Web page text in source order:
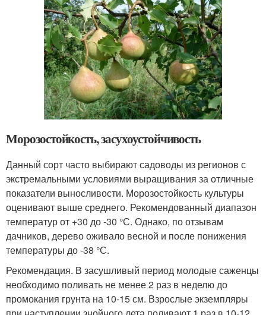
Морозостойкость, засухоустойчивость
Данный сорт часто выбирают садоводы из регионов с
экстремальными условиями выращивания за отличные
показатели выносливости. Морозостойкость культуры
оценивают выше среднего. Рекомендованный диапазон
температур от +30 до -30 °С. Однако, по отзывам
дачников, дерево оживало весной и после понижения
температуры до -38 °С.
Рекомендация. В засушливый период молодые саженцы
необходимо поливать не менее 2 раз в неделю до
промокания грунта на 10-15 см. Взрослые экземпляры